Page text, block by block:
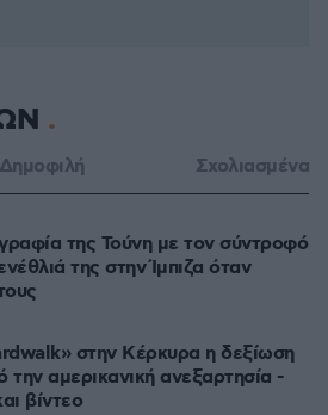
Δημοφιλή Σχολιασμένα
της Τούνη με τον σύντροφό
της στην Ίμπιζα όταν
στην Κέρκυρα η δεξίωση
την αμερικανική ανεξαρτησία -
βίντεο